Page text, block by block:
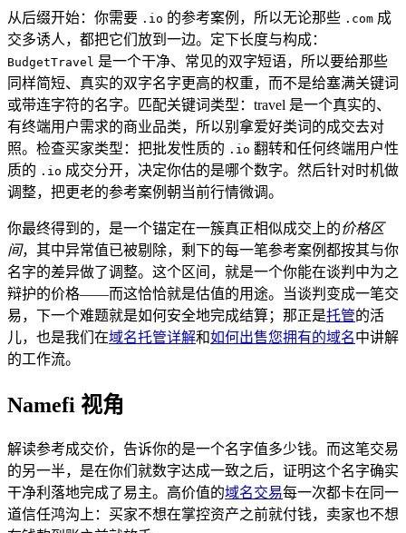
从后缀开始：你需要 .io 的参考案例，所以无论那些 .com 成
交多诱人，都把它们放到一边。定下长度与构成：
BudgetTravel 是一个干净、常见的双字短语，所以要给那些
同样简短、真实的双字名字更高的权重，而不是给塞满关键词
或带连字符的名字。匹配关键词类型：travel 是一个真实的、
有终端用户需求的商业品类，所以别拿爱好类词的成交去对
照。检查买家类型：把批发性质的 .io 翻转和任何终端用户性
质的 .io 成交分开，决定你估的是哪个数字。然后针对时机做
调整，把更老的参考案例朝当前行情微调。
你最终得到的，是一个锚定在一簇真正相似成交上的价格区
间，其中异常值已被剔除，剩下的每一笔参考案例都按其与你
名字的差异做了调整。这个区间，就是一个你能在谈判中为之
辩护的价格——而这恰恰就是估值的用途。当谈判变成一笔交
易，下一个难题就是如何安全地完成结算；那正是托管的活
儿，也是我们在域名托管详解和如何出售您拥有的域名中讲解
的工作流。
Namefi 视角
解读参考成交价，告诉你的是一个名字值多少钱。而这笔交易
的另一半，是在你们就数字达成一致之后，证明这个名字确实
干净利落地完成了易主。高价值的域名交易每一次都卡在同一
道信任鸿沟上：买家不想在掌控资产之前就付钱，卖家也不想